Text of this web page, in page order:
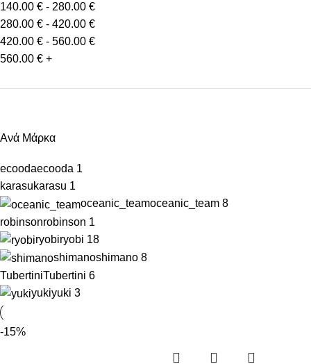
140.00 € - 280.00 €
280.00 € - 420.00 €
420.00 € - 560.00 €
560.00 € +
Ανά Μάρκα
ecoodaecooda 1
karasukarasu 1
oceanic_teamoceanic_team 8
robinsonrobinson 1
ryobiryobi 18
shimanoshimano 8
TubertiniTubertini 6
yukiyuki 3
-15%